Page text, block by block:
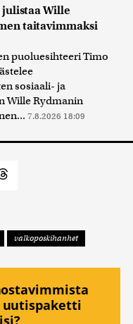
Wille
taitavimmaksi
puoluesihteeri Timo
sosiaali- ja
Wille Rydmanin
7.8.2026 18:09
valkoposkihanhet
uutispaketti